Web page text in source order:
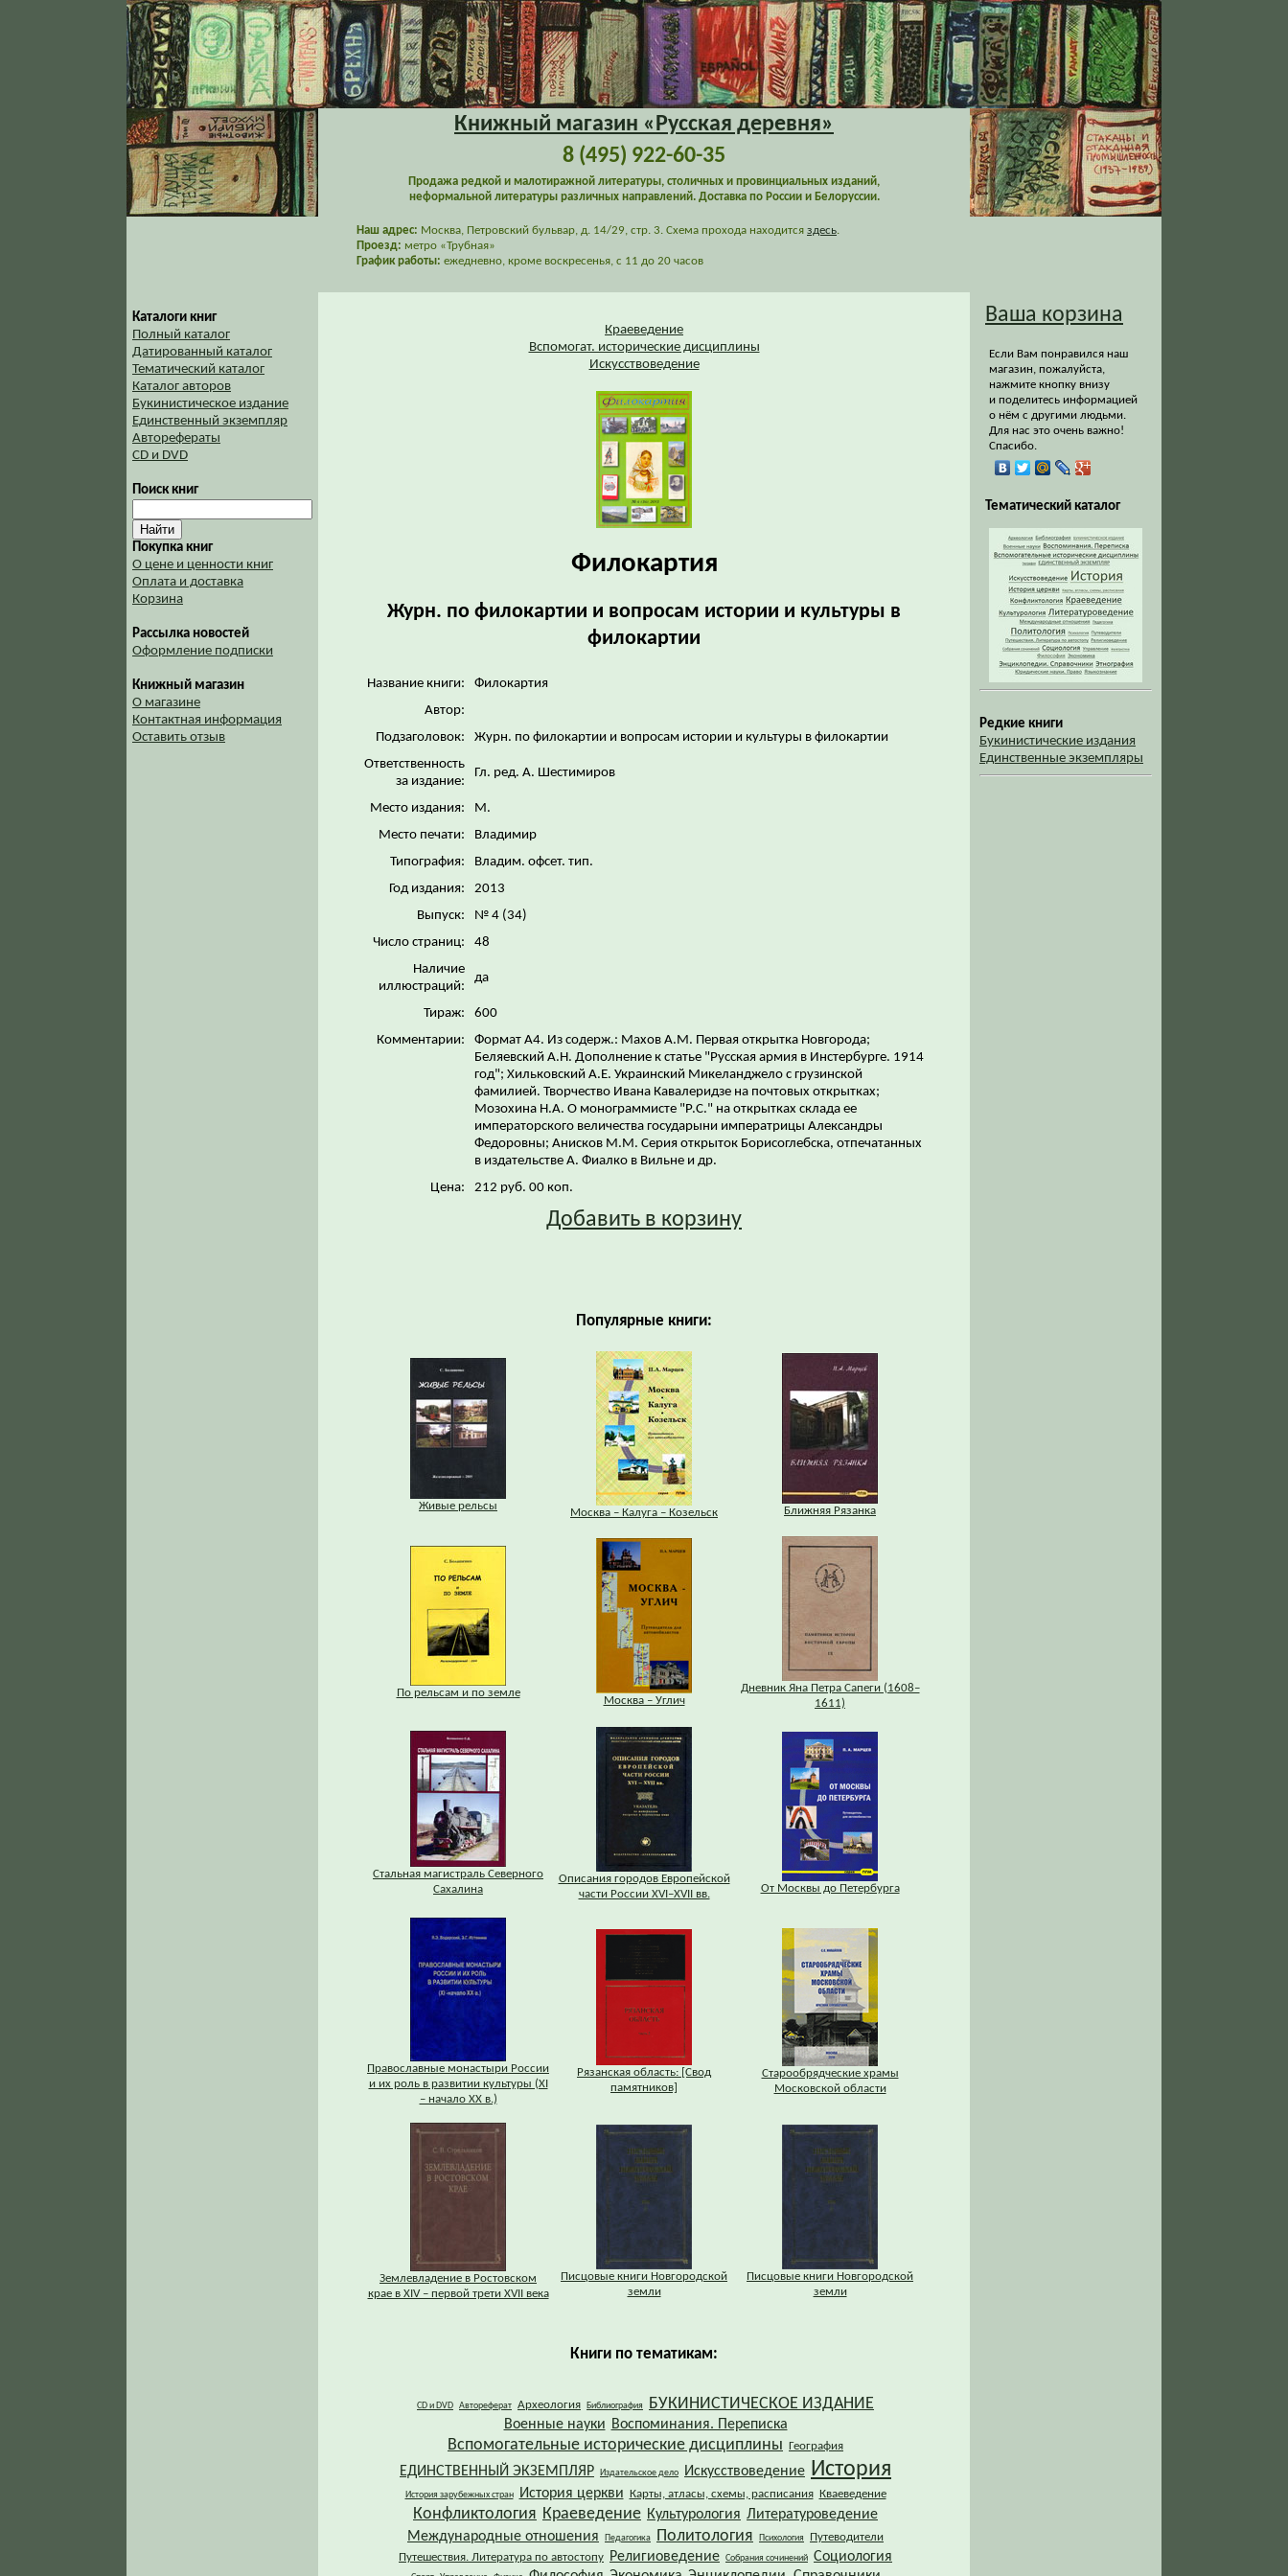
Книжный магазин «Русская деревня»
8 (495) 922-60-35
Продажа редкой и малотиражной литературы, столичных и провинциальных изданий,
неформальной литературы различных направлений. Доставка по России и Белоруссии.
Наш адрес: Москва, Петровский бульвар, д. 14/29, стр. 3. Схема прохода находится здесь.
Проезд: метро «Трубная»
График работы: ежедневно, кроме воскресенья, с 11 до 20 часов
Каталоги книг
Полный каталог
Датированный каталог
Тематический каталог
Каталог авторов
Букинистическое издание
Единственный экземпляр
Авторефераты
CD и DVD
Поиск книг
Покупка книг
О цене и ценности книг
Оплата и доставка
Корзина
Рассылка новостей
Оформление подписки
Книжный магазин
О магазине
Контактная информация
Оставить отзыв
Краеведение
Вспомогат. исторические дисциплины
Искусствоведение
Филокартия
Журн. по филокартии и вопросам истории и культуры в
филокартии
Название книги:
Филокартия
Автор:
Подзаголовок:
Журн. по филокартии и вопросам истории и культуры в филокартии
Ответственность
за издание:
Гл. ред. А. Шестимиров
Место издания:
М.
Место печати:
Владимир
Типография:
Владим. офсет. тип.
Год издания:
2013
Выпуск:
№ 4 (34)
Число страниц:
48
Наличие
иллюстраций:
да
Тираж:
600
Комментарии:
Формат А4. Из содерж.: Махов А.М. Первая открытка Новгорода;
Беляевский А.Н. Дополнение к статье "Русская армия в Инстербурге. 1914
год"; Хильковский А.Е. Украинский Микеланджело с грузинской
фамилией. Творчество Ивана Кавалеридзе на почтовых открытках;
Мозохина Н.А. О монограммисте "Р.С." на открытках склада ее
императорского величества государыни императрицы Александры
Федоровны; Анисков М.М. Серия открыток Борисоглебска, отпечатанных
в издательстве А. Фиалко в Вильне и др.
Цена:
212 руб. 00 коп.
Добавить в корзину
Популярные книги:
Живые рельсы
Москва – Калуга – Козельск Ближняя Рязанка
По рельсам и по земле
Москва – Углич
Дневник Яна Петра Сапеги (1608–
1611)
Стальная магистраль Северного
Сахалина
Описания городов Европейской
части России XVI–XVII вв.
От Москвы до Петербурга
Православные монастыри России
и их роль в развитии культуры (XI
– начало XX в.)
Рязанская область: [Свод
памятников]
Старообрядческие храмы
Московской области
Землевладение в Ростовском
крае в XIV – первой трети XVII века
Писцовые книги Новгородской
земли
Писцовые книги Новгородской
земли
Книги по тематикам:
CD и DVD Автореферат Археология Библиография БУКИНИСТИЧЕСКОЕ ИЗДАНИЕ
Военные науки Воспоминания. Переписка
Вспомогательные исторические дисциплины География
ЕДИНСТВЕННЫЙ ЭКЗЕМПЛЯР Издательское дело Искусствоведение История
История зарубежных стран История церкви Карты, атласы, схемы, расписания Кваеведение
Конфликтология Краеведение Культурология Литературоведение
Международные отношения
Педагогика Политология Психология
Путеводители
Путешествия. Литература по автостопу
Религиоведение Собрания сочинений Социология
Ваша корзина
Если Вам понравился наш
магазин, пожалуйста,
нажмите кнопку внизу
и поделитесь информацией
о нём с другими людьми.
Для нас это очень важно!
Спасибо.
Тематический каталог
Редкие книги
Букинистические издания
Единственные экземпляры